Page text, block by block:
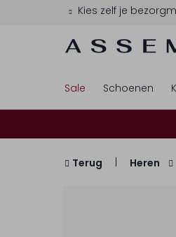
Kies zelf je
Sale Schoenen
Terug Heren